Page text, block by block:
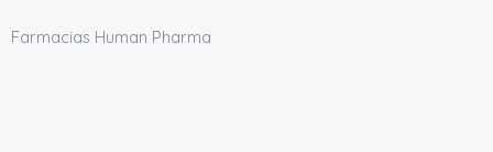
Farmacias Human Pharma